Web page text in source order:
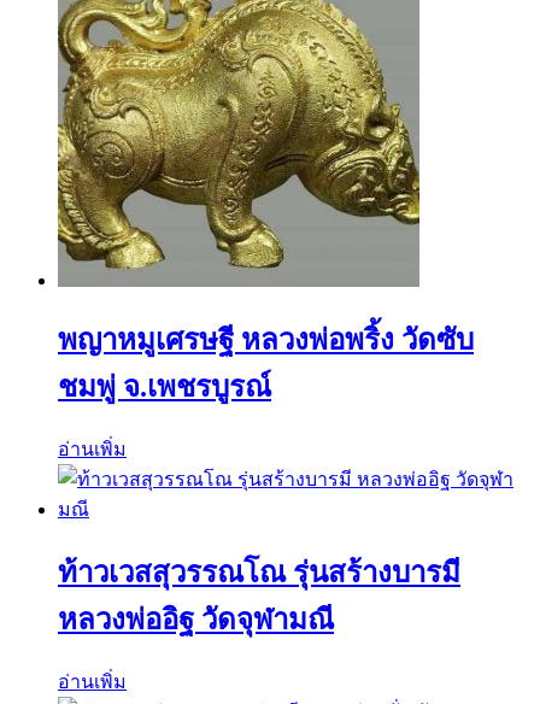
พญาหมูเศรษฐี หลวงพ่อพริ้ง วัดซับ
ชมพู่ จ.เพชรบูรณ์
อ่านเพิ่ม
ท้าวเวสสุวรรณโณ รุ่นสร้างบารมี
หลวงพ่ออิฐ วัดจุฬามณี
อ่านเพิ่ม